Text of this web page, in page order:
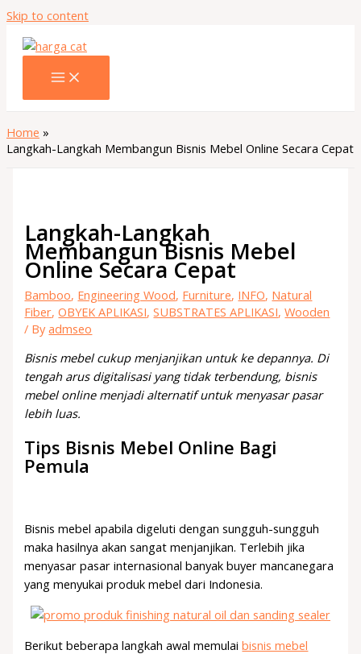
Skip to content
Home
Langkah-Langkah Membangun Bisnis Mebel Online Secara Cepat
Langkah-Langkah
Membangun Bisnis Mebel
Online Secara Cepat
Bamboo, Engineering Wood, Furniture, INFO, Natural
Fiber,OBYEK APLIKASI,SUBSTRATES APLIKASI,Wooden
/ Byadmseo
Bisnis mebel cukup menjanjikan untuk ke depannya. Di
tengah arus digitalisasi yang tidak terbendung, bisnis
mebel online menjadi alternatif untuk menyasar pasar
lebih luas.
Tips Bisnis Mebel Online Bagi
Pemula
Bisnis mebel apabila digeluti dengan sungguh-sungguh
maka hasilnya akan sangat menjanjikan. Terlebih jika
menyasar pasar internasional banyak buyer mancanegara
yang menyukai produk mebel dari Indonesia.
Berikut beberapa langkah awal memulaibisnis mebel